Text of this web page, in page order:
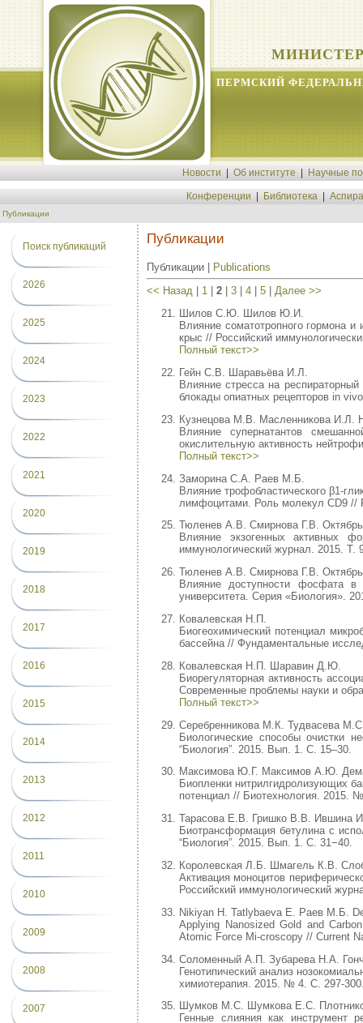
ПЕРМСКИЙ
Новости Об институте Научные
Конференции Библиотека
Публикации
Поиск публикаций
2026
2025
2024
2023
2022
2021
2020
2019
2018
2017
2016
2015
2014
2013
2012
2011
2010
2009
2008
2007
Публикации
Публикации | Publications
<< Назад
1 2 3 4 5
Далее >>
Шилов С.Ю. Шилов Ю.И.
Влияние соматотропного гормона
крыс // Российский
Полный текст>>
Гейн С.В. Шаравьёва И.Л.
Влияние стресса на
блокады опиатных рецепторов in
Кузнецова М.В. Масленникова
Влияние супернатантов
окислительную активность
Полный текст>>
Заморина С.А. Раев М.Б.
Влияние трофобластического β1-
лимфоцитами. Роль молекул CD9 //
Тюленев А.В. Смирнова Г.В.
Влияние экзогенных активных
иммунологический журнал. 2015.
Тюленев А.В. Смирнова Г.В.
Влияние доступности фосфата
университета. Серия «Биология».
Ковалевская Н.П.
Биогеохимический потенциал
бассейна // Фундаментальные
Ковалевская Н.П. Шаравин Д.Ю.
Биорегуляторная активность
Современные проблемы науки и
Полный текст>>
Серебренникова М.К. Тудвасева
Биологические способы очистки
“Биология”. 2015. Вып. 1. С. 15–30.
Максимова Ю.Г. Максимов А.Ю.
Биопленки нитрилгидролизующих
потенциал // Биотехнология. 2015.
Тарасова Е.В. Гришко В.В. Ившина
Биотрансформация бетулина с
“Биология”. 2015. Вып. 1. С. 31−40.
Королевская Л.Б. Шмагель К.В.
Активация моноцитов
Российский иммунологический
Nikiyan H. Tatlybaeva E. Раев М.Б.
Applying Nanosized Gold and
Atomic Force Mi-croscopy // Current
Соломенный А.П. Зубарева Н.А.
Генотипический анализ
химиотерапия. 2015. № 4. С. 297-
Шумков М.С. Шумкова Е.С.
Генные слияния как инструмент